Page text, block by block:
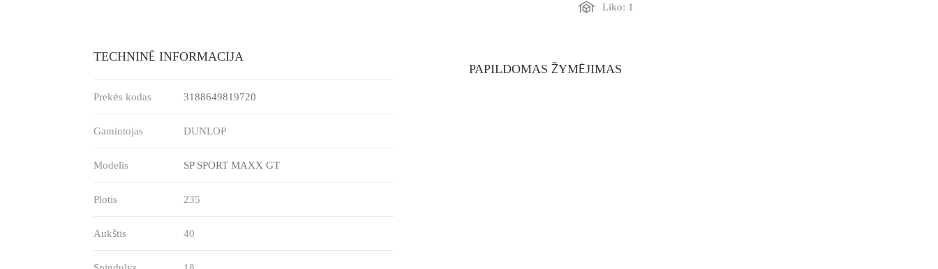
Liko: 1
TECHNINĖ INFORMACIJA
Prekės kodas 3188649819720
Gamintojas DUNLOP
Modelis SP SPORT MAXX GT
Plotis 235
Aukštis 40
PAPILDOMAS ŽYMĖJIMAS